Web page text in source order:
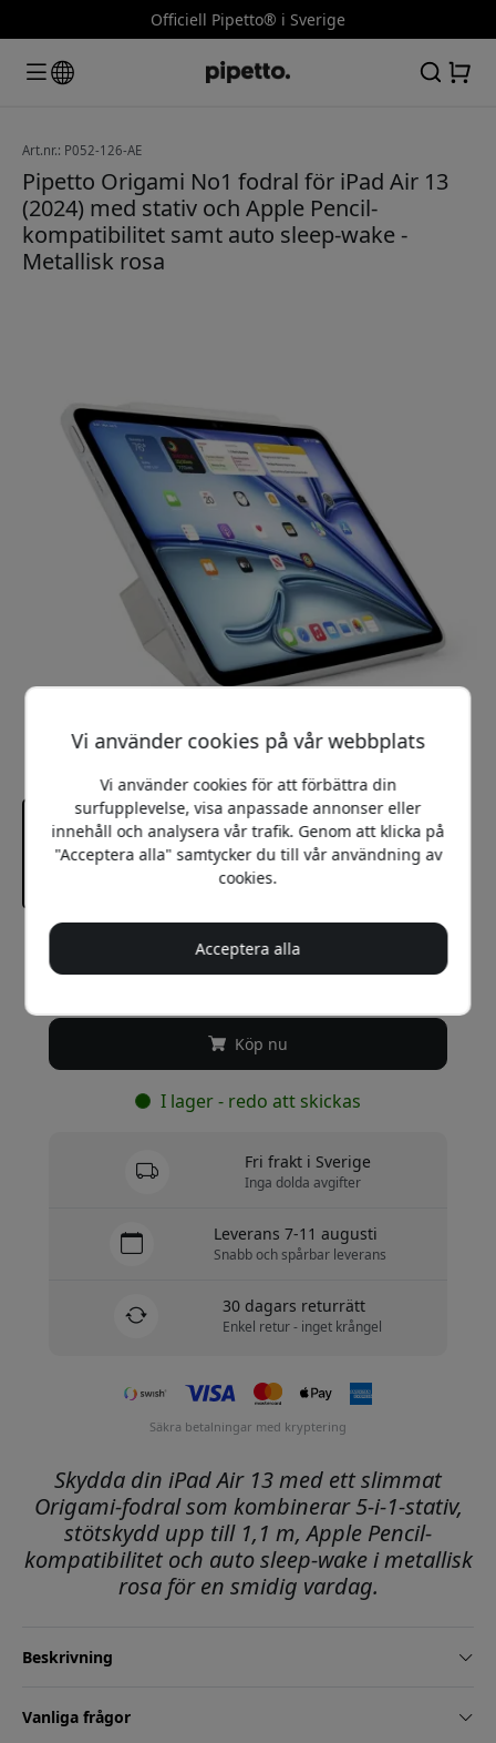
Officiell Pipetto® i Sverige
Art.nr.: P052-126-AE
Pipetto Origami No1 fodral för iPad Air 13
(2024) med stativ och Apple Pencil-
kompatibilitet samt auto sleep-wake -
Metallisk rosa
Rekommenderat pris
699 SEK
Köp nu
I lager - redo att skickas
Fri frakt i Sverige
Inga dolda avgifter
Leverans 7-11 augusti
Snabb och spårbar leverans
30 dagars returrätt
Enkel retur - inget krångel
Säkra betalningar med kryptering
Skydda din iPad Air 13 med ett slimmat
Origami-fodral som kombinerar 5-i-1-stativ,
stötskydd upp till 1,1 m, Apple Pencil-
kompatibilitet och auto sleep-wake i metallisk
rosa för en smidig vardag.
Beskrivning
Vanliga frågor
Vi använder cookies på vår webbplats
Vi använder cookies för att förbättra din
surfupplevelse, visa anpassade annonser eller
innehåll och analysera vår trafik. Genom att klicka på
"Acceptera alla" samtycker du till vår användning av
cookies.
Acceptera alla